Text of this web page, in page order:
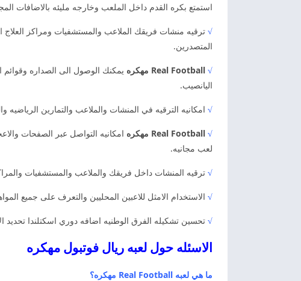
استمتع بكره القدم داخل الملعب وخارجه مليئه بالاضافات
√ ترقيه منشات فريقك الملاعب والمستشفيات ومراكز
المتصدرين.
√ Real Football مهكره
يمكنك الوصول الى الصداره
اليانصيب.
√ امكانيه الترقيه في المنشات والملاعب والتمارين
√ Real Football مهكره
امكانيه التواصل عبر الصفحات
لعب مجانيه.
√ ترقيه المنشات داخل فريقك والملاعب والمستشفيات
√ الاستخدام الامثل للاعبين المحليين والتعرف على جميع
√ تحسين تشكيله الفرق الوطنيه اضافه دوري اسكتلندا تحديد
الاسئله حول لعبه ريال فوتبول مهكره
ما هي لعبه Real Football مهكره؟